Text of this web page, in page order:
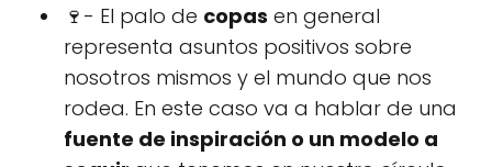
🍷- El palo de copas en general
representa asuntos positivos sobre
nosotros mismos y el mundo que nos
rodea. En este caso va a hablar de una
fuente de inspiración o un modelo a